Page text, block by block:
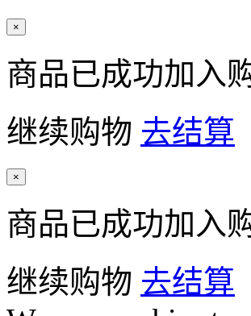
×
商品已成功加入
继续购物 去结算
×
商品已成功加入
继续购物 去结算